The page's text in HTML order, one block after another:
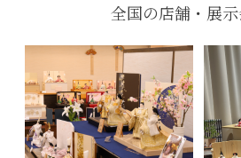
全国の店舗・展